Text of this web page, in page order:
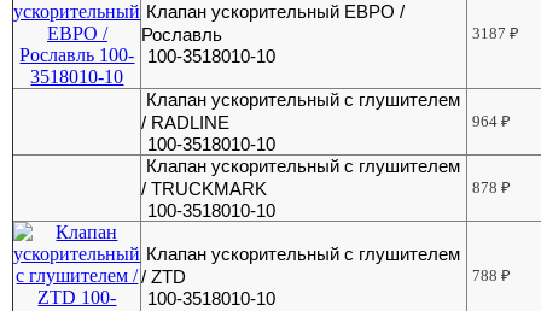
Клапан ускорительный ЕВРО /
Рославль
100-3518010-10
3187₽
Клапан ускорительный с глушителем
/ RADLINE
100-3518010-10
964₽
Клапан ускорительный с глушителем
/ TRUCKMARK
100-3518010-10
878₽
Клапан ускорительный с глушителем
/ ZTD
100-3518010-10
788₽